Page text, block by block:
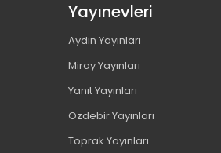
Bic (9)
Bion (2)
Bizim Kupa Yayınları (2)
Blok Test Yayınları (1)
Borealis Yayıncılık (12)
Brons (71)
Yayınevleri
Aydın Yayınları
Miray Yayınları
Yanıt Yayınları
Özdebir Yayınları
Toprak Yayınları